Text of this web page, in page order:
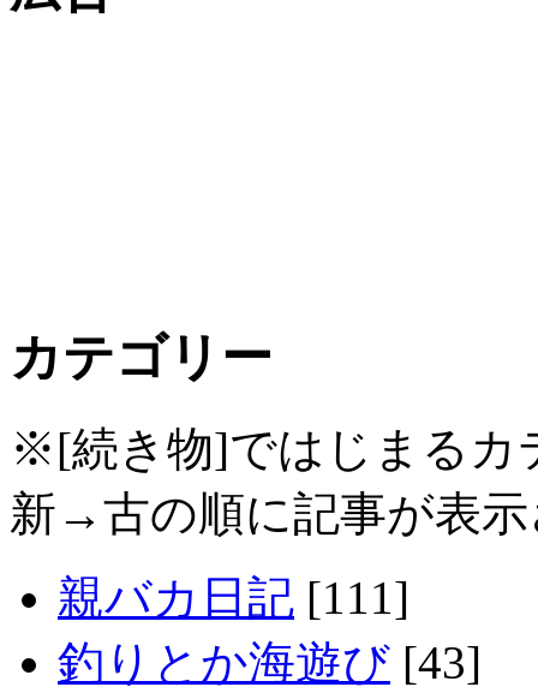
カテゴリー
※[続き物]ではじまるカ
新→古の順に記事が表
親バカ日記 [111]
釣りとか海遊び [43]